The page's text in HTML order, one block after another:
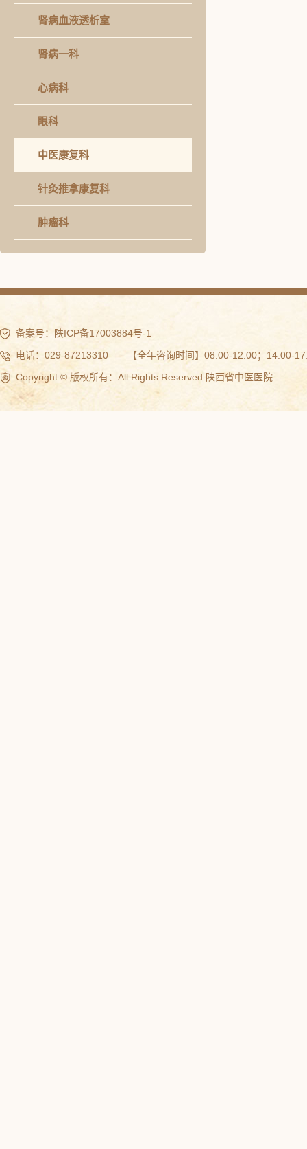
肾病血液透析室
肾病一科
心病科
眼科
中医康复科
针灸推拿康复科
肿瘤科
备案号：
陕ICP备17003884号-1
电话：029-87213310 【全年咨询时间】08:00-12:00；14:00-
Copyright © 版权所有：All Rights Reserved 陕西省中医医院